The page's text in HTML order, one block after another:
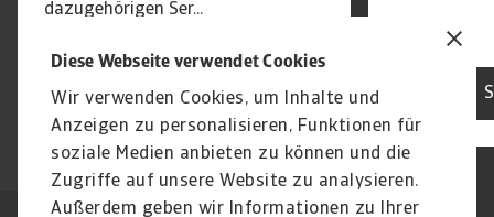
Diese Webseite verwendet Cookies
Wir verwenden Cookies, um Inhalte und
Anzeigen zu personalisieren, Funktionen für
soziale Medien anbieten zu können und die
Zugriffe auf unsere Website zu analysieren.
Außerdem geben wir Informationen zu Ihrer
dazugehörigen Ser...
Siehe Details